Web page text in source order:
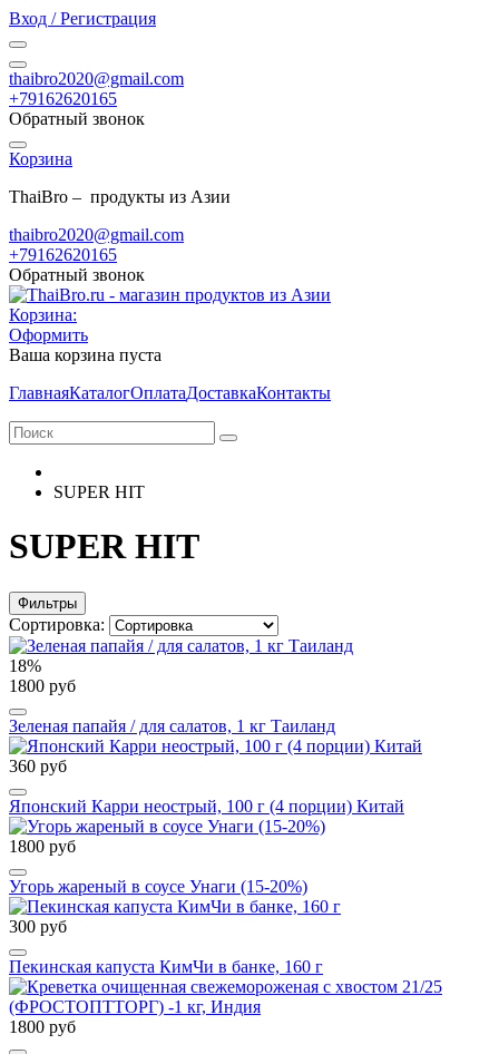
Вход / Регистрация
thaibro2020@gmail.com
+79162620165
Обратный звонок
Корзина
ThaiBro – продукты из Азии
thaibro2020@gmail.com
+79162620165
Обратный звонок
Корзина:
Оформить
Ваша корзина пуста
ГлавнаяКаталогОплатаДоставкаКонтакты
SUPER HIT
SUPER HIT
Фильтры
Сортировка:
18%
1800 руб
Зеленая папайя / для салатов, 1 кг Таиланд
360 руб
Японский Карри неострый, 100 г (4 порции) Китай
1800 руб
Угорь жареный в соусе Унаги (15-20%)
300 руб
Пекинская капуста КимЧи в банке, 160 г
1800 руб